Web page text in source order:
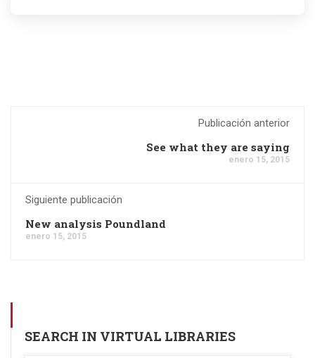
Publicación anterior
See what they are saying
enero 15, 2015
Siguiente publicación
New analysis Poundland
enero 15, 2015
SEARCH IN VIRTUAL LIBRARIES